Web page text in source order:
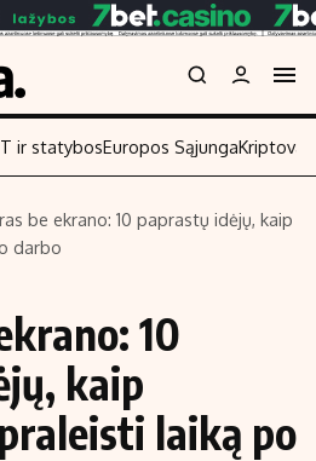
Skaitykite
Įmonės
Žemės ūkis
Technologijos
Laisvalaikis
ir statybosEuropos Sąjunga
be ekrano: 10 paprastų idėjų, kaip
darbo
10
kaip
laiką po